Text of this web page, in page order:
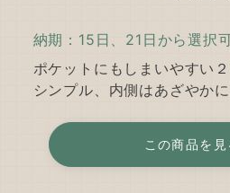
納期：15日、21日から選択
ポケットにもしまいやすい
シンプル、内側はあざやか
この商品を見